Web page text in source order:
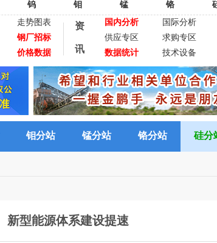
钨 钼 锰 铬
走势图表
钢厂招标
价格数据
资
讯
国内分析 国际分析
供应专区
求购专区
数据统计
技术设备
钼分站 锰分站 铬分站 硅分
新型能源体系建设提速